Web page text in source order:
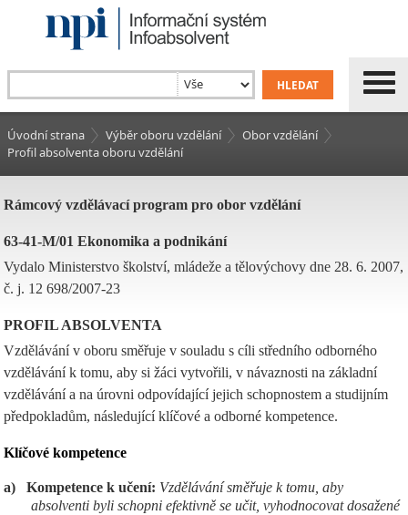
Úvodní strana Výběr oboru vzdělání
Obor vzdělání
Profil absolventa oboru vzdělání
Rámcový vzdělávací program pro obor vzdělání
63-41-M/01 Ekonomika a podnikání
Vydalo Ministerstvo školství, mládeže a tělovýchovy dne 28. 6. 2007,
č. j. 12 698/2007-23
PROFIL ABSOLVENTA
Vzdělávání v oboru směřuje v souladu s cíli středního odborného
vzdělávání k tomu, aby si žáci vytvořili, v návaznosti na základní
vzdělávání a na úrovni odpovídající jejich schopnostem a studijním
předpokladům, následující klíčové a odborné kompetence.
Klíčové kompetence
a) Kompetence k učení: Vzdělávání směřuje k tomu, aby
absolventi byli schopni efektivně se učit, vyhodnocovat dosažené